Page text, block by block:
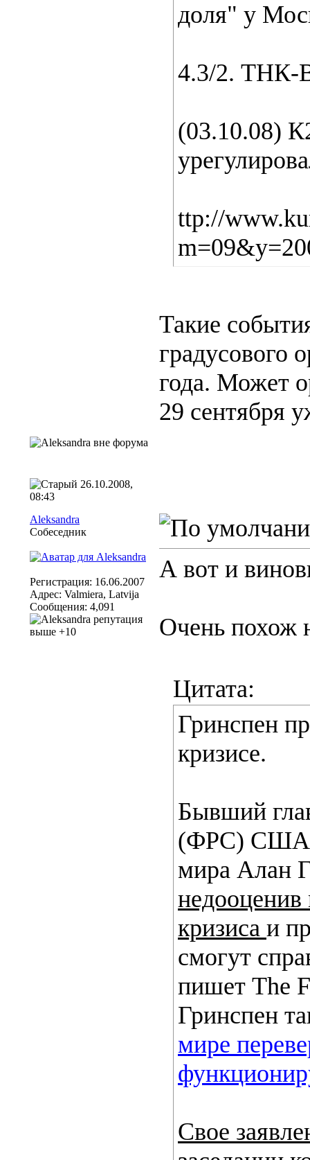
доля" у
4.3/2. ТНК-
(03.10.08)
ttp://
Такие
градусового
года. Может
29 сентября
26.10.2008,
08:43
Aleksandra
Собеседник
Регистрация: 16.06.2007
Адрес: Valmiera, Latvija
Сообщения: 4,091
А вот и
Очень похож
Цитата:
Гринспен
кризисе.
Бывший
(ФРС) США и
мира Алан
кризиса и
смогут
пишет The
Гринспен
мире
Свое